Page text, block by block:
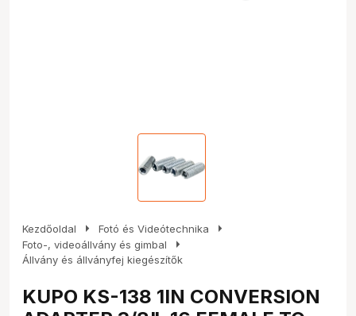
Kezdőoldal arrow_right Fotó és Videótechnika arrow_right
Foto-, videoállvány és gimbal arrow_right
Állvány és állványfej kiegészítők
KUPO KS-138 1IN CONVERSION